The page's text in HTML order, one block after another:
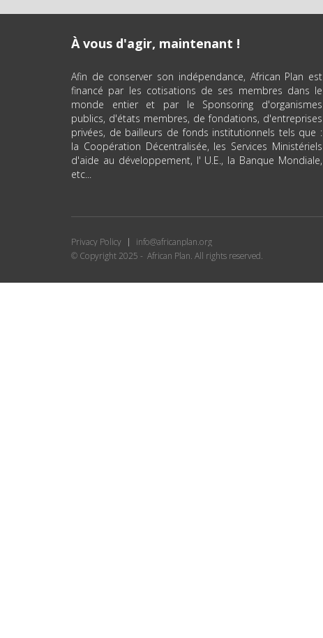
À vous d'agir, maintenant !
Afin de conserver son indépendance, African Plan est
financé par les cotisations de ses membres dans le
monde entier et par le Sponsoring d'organismes
publics, d'états membres, de fondations, d'entreprises
privées, de bailleurs de fonds institutionnels tels que :
la Coopération Décentralisée, les Services Ministériels
d'aide au développement, l' U.E., la Banque Mondiale,
etc...
Privacy Policy
info@africanplan.org
© Copyright 2025 - African Plan. All rights reserved.